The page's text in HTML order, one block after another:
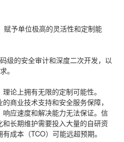
赋予单位极高的灵活性和定制能
级的安全审计和深度二次开发，以
。
论上拥有无限的定制可能性。
的商业技术支持和安全服务保障，
应速度和解决能力无法保证。信
长期维护需要投入大量的自研资
成本（TCO）可能远超预期。